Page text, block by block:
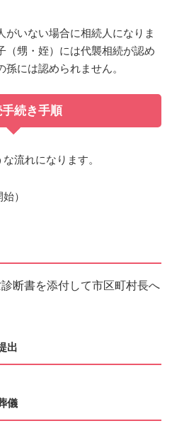
がいない場合に相続人になりま
（甥・姪）には代襲相続が認め
には認められません。
続き手順
流れになります。
）
断書を添付して市区町村長へ
出
儀